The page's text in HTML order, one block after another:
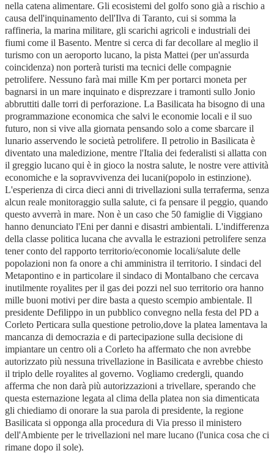
nella catena alimentare. Gli ecosistemi del golfo sono già a rischio a
causa dell'inquinamento dell'Ilva di Taranto, cui si somma la
raffineria, la marina militare, gli scarichi agricoli e industriali dei
fiumi come il Basento. Mentre si cerca di far decollare al meglio il
turismo con un aeroporto lucano, la pista Mattei (per un'assurda
coincidenza) non porterà turisti ma tecnici delle compagnie
petrolifere. Nessuno farà mai mille Km per portarci moneta per
bagnarsi in un mare inquinato e disprezzare i tramonti sullo Jonio
abbruttiti dalle torri di perforazione. La Basilicata ha bisogno di una
programmazione economica che salvi le economie locali e il suo
futuro, non si vive alla giornata pensando solo a come sbarcare il
lunario asservendo le società petrolifere. Il petrolio in Basilicata è
diventato una maledizione, mentre l'Italia dei federalisti si allatta con
il greggio lucano qui è in gioco la nostra salute, le nostre vere attività
economiche e la sopravvivenza dei lucani(popolo in estinzione).
L'esperienza di circa dieci anni di trivellazioni sulla terraferma, senza
alcun reale monitoraggio sulla salute, ci fa pensare il peggio, quando
questo avverrà in mare. Non è un caso che 50 famiglie di Viggiano
hanno denunciato l'Eni per danni e disastri ambientali. L'indifferenza
della classe politica lucana che avvalla le estrazioni petrolifere senza
tener conto del rapporto territorio/economie locali/salute delle
popolazioni non fa onore a chi amministra il territorio. I sindaci del
Metapontino e in particolare il sindaco di Montalbano che cercava
inutilmente royalites per il gas dei pozzi nel suo territorio ora hanno
mille buoni motivi per dire basta a questo scempio ambientale. Il
presidente Defilippo in un pubblico convegno nella festa del PD a
Corleto Perticara sulla questione petrolio,dove la platea lamentava la
mancanza di democrazia e di partecipazione sulla decisione di
impiantare un centro oli a Corleto ha affermato che non avrebbe
autorizzato più nessuna trivellazione in Basilicata e avrebbe chiesto
il triplo delle royalites al governo. Vogliamo credergli, quando
afferma che non darà più autorizzazioni a trivellare, sperando che
questa esternazione legata al clima della platea non sia dimenticata
gli chiediamo di onorare la sua parola di presidente, la regione
Basilicata si opponga alla procedura di Via presso il ministero
dell'Ambiente per le trivellazioni nel mare lucano (l'unica cosa che ci
rimane dopo il sole).